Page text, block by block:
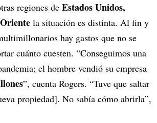
regiones de Estados Unidos,
la situación es distinta. Al fin y
hay gastos que no se
cuánto cuesten. “Conseguimos una
el hombre vendió su empresa
”, cuenta Rogers. “Tuve que saltar
propiedad]. No sabía cómo abrirla”,